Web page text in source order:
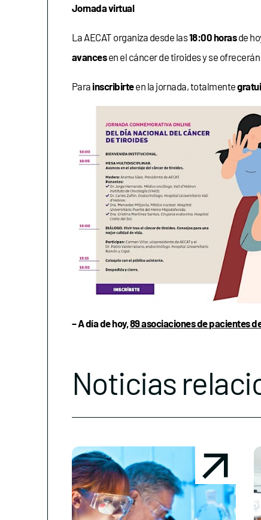
Jornada virtual
La AECAT organiza desde las18:00 horasde
avancesen el cáncer de tiroides y se ofrecerán
Para inscribirteen la jornada, totalmente
– A día de hoy,89 asociaciones de pacientes
Noticias